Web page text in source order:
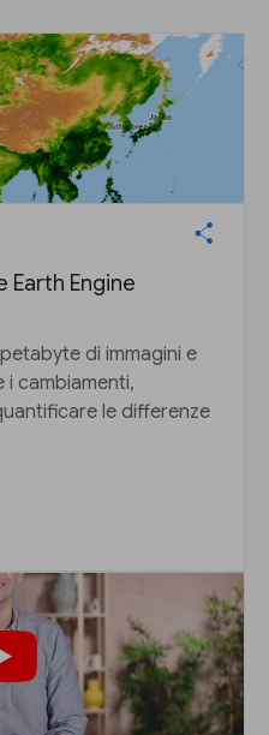
Earth Engine
di immagini e
i cambiamenti,
le differenze